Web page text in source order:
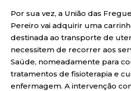
Por sua vez, a União das
Pereiro vai adquirir uma
destinada ao transporte de
necessitem de recorrer aos
Saúde, nomeadamente para
tratamentos de fisioterapia e
enfermagem. A intervenção